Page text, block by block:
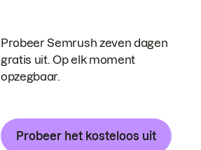
Probeer Semrush zeven dagen
gratis uit. Op elk moment
opzegbaar.
Probeer het kosteloos uit